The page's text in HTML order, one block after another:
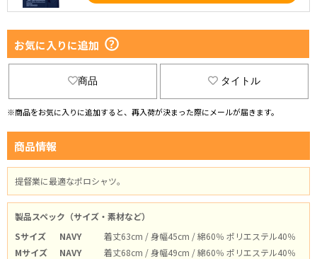
お気に入りに追加
商品 タイトル
※商品をお気に入りに追加すると、再入荷が決まった際にメールが届きます。
商品情報
提督業に最適なポロシャツ。
製品スペック（サイズ・素材など）
Sサイズ
NAVY
着丈63cm / 身幅45cm / 綿60％ ポリエステル40％
Mサイズ
NAVY
着丈68cm / 身幅49cm / 綿60％ ポリエステル40％